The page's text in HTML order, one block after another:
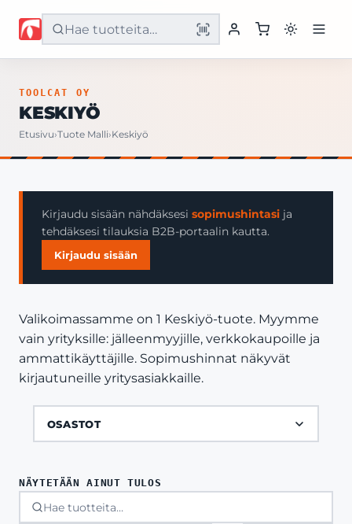
Etusivu
Yritys
Yhteystiedot
TOOLCAT OY
KESKIYÖ
Etusivu›Tuote Malli›Keskiyö
Kirjaudu sisään nähdäksesi sopimushintasi ja
tehdäksesi tilauksia B2B-portaalin kautta.
Kirjaudu sisään
Valikoimassamme on 1 Keskiyö-tuote. Myymme
vain yrityksille: jälleenmyyjille, verkkokaupoille ja
ammattikäyttäjille. Sopimushinnat näkyvät
kirjautuneille yritysasiakkaille.
OSASTOT
NÄYTETÄÄN AINUT TULOS